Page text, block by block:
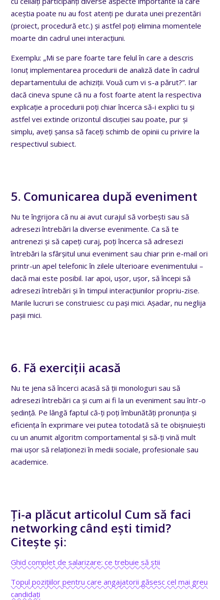
aceștia poate nu au fost atenți pe durata unei prezentări
(proiect, procedură etc.) și astfel poți elimina momentele
moarte din cadrul unei interacțiuni.
Exemplu: „Mi se pare foarte tare felul în care a descris
Ionuț implementarea procedurii de analiză date în cadrul
departamentului de achiziții. Vouă cum vi s-a părut?”. Iar
dacă cineva spune că nu a fost foarte atent la respectiva
explicație a procedurii poți chiar încerca să-i explici tu și
astfel vei extinde orizontul discuției sau poate, pur și
simplu, aveți șansa să faceți schimb de opinii cu privire la
respectivul subiect.
5. Comunicarea după eveniment
Nu te îngrijora că nu ai avut curajul să vorbești sau să
adresezi întrebări la diverse evenimente. Ca să te
antrenezi și să capeți curaj, poți încerca să adresezi
întrebări la sfârșitul unui eveniment sau chiar prin e-mail ori
printr-un apel telefonic în zilele ulterioare evenimentului –
dacă mai este posibil. Iar apoi, ușor, ușor, să începi să
adresezi întrebări și în timpul interacțiunilor propriu-zise.
Marile lucruri se construiesc cu pași mici. Așadar, nu neglija
pașii mici.
6. Fă exerciții acasă
Nu te jena să încerci acasă să ții monologuri sau să
adresezi întrebări ca și cum ai fi la un eveniment sau într-o
ședință. Pe lângă faptul că-ți poți îmbunătăți pronunția și
eficiența în exprimare vei putea totodată să te obișnuiești
cu un anumit algoritm comportamental și să-ți vină mult
mai ușor să relaționezi în medii sociale, profesionale sau
academice.
Ți-a plăcut articolul Cum să faci
networking când ești timid?
Citește și:
Ghid complet de salarizare: ce trebuie să știi
Topul pozițiilor pentru care angajatorii găsesc cel mai greu
candidați